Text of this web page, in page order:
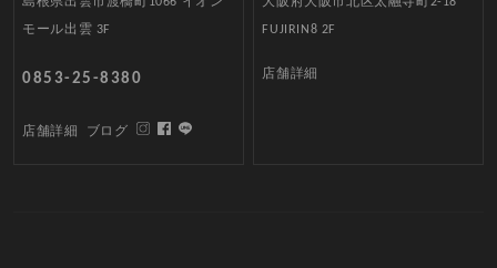
モール出雲 3F
0853-25-8380
店舗詳細 ブログ
FUJIRIN8 2F
店舗詳細